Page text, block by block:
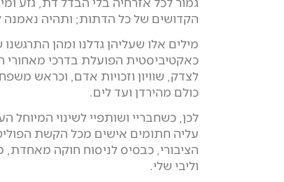
הקדושים של כל הדתות; ותהיה נאמנה
מילים אלו שעליהן גדלנו ומהן
כאקטיביסטית הפועלת בדרכי
לצדק, שוויון וזכויות אדם, וכראש
כולם מהירדן ועד לים.
לכן, כשחבריי ושותפיי לשינוי
עליה חתומים אישים מכל הקשת
הציבורי, כבסיס לניסוח חוקה
וליבי שלי.